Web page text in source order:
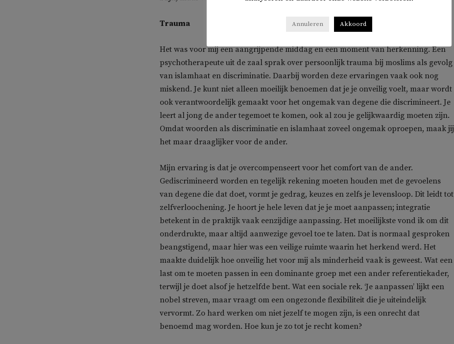
Trauma
Het was voor mij een aangrijpende middag en een moment van herkenning. Een
psychotherapeute uit de zaal sprak over persoonlijk trauma bij moslims als gevolg
van islamhaat en discriminatie. Daarbij worden deze ervaringen vaak ook nog
miskend. Je kunt niet alleen moeilijk benoemen dat je je onveilig voelt, maar wordt
ook verantwoordelijk gemaakt voor het ongemak van degene die discrimineert. Je
leert al jong de ander tegemoet te komen, ook al zou je gelijkwaardig moeten zijn.
Omdat woorden als discriminatie en islamhaat zoveel ongemak oproepen, maak jij
het maar draaglijker voor de ander.
Mijn ervaring is dat je overcompenseert voor het comfort van de ander.
Gediscrimineerd worden en tegelijk rekening moeten houden met de gevoelens
van degene die dat doet, vormt je gedrag, keuzes en zelfs je levensloop. Dit leidt tot
zelfverloochening. Je hoort je hele leven dat je je moet aanpassen; integratie
betekent in de praktijk vaak eenzijdige aanpassing. Het moeilijkste vond ik om dit
onderdrukte, maar altijd aanwezige gevoel toe te laten. Dat is normaal gesproken
beangstigend, maar hier was een veilige ruimte waarin het herkend werd. Het
maakte duidelijk hoe onveilig het voor mij als minderheid vaak is geweest. Wat een
last om te moeten passen in een dominante groep met een ander referentiekader,
terwijl je doet alsof je hetzelfde bent. Wat een sociale rek. ‘Je aanpassen’ lijkt een
nobel streven, maar vraagt om een ongezonde flexibiliteit die je uiteindelijk
vervormt. Zo hard werken om niet jezelf te mogen zijn, is een onrecht dat
benoemd mag worden. Hoe kun je zo tot je recht komen?
Annuleren Akkoord